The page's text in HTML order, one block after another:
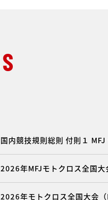
国内競技規則総則 付則１
2026年MFJモトクロス全国
2026年モトクロス全国大会（